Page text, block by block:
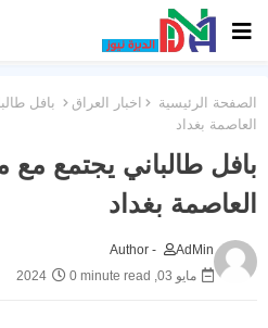
الصفحة الرئيسية اخبار العراق
بافل
العاصمة بغداد
بافل طالباني يجتمع
العاصمة بغداد
Author -
AdMin
مايو 03, 2024
0 minute read